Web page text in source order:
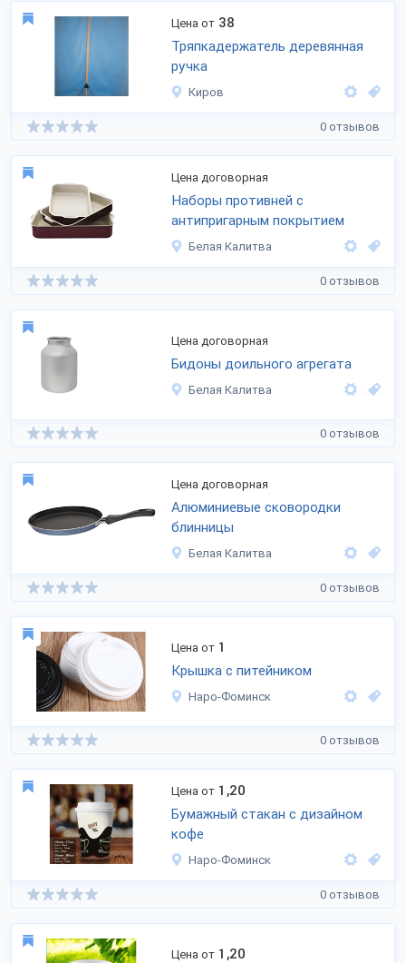
Цена от 38
Тряпкадержатель деревянная
ручка
Киров
0 отзывов
Цена договорная
Наборы противней с
антипригарным покрытием
Белая Калитва
0 отзывов
Цена договорная
Бидоны доильного агрегата
Белая Калитва
0 отзывов
Цена договорная
Алюминиевые сковородки
блинницы
Белая Калитва
0 отзывов
Цена от 1
Крышка с питейником
Наро-Фоминск
0 отзывов
Цена от 1,20
Бумажный стакан с дизайном
кофе
Наро-Фоминск
0 отзывов
Цена от 1,20